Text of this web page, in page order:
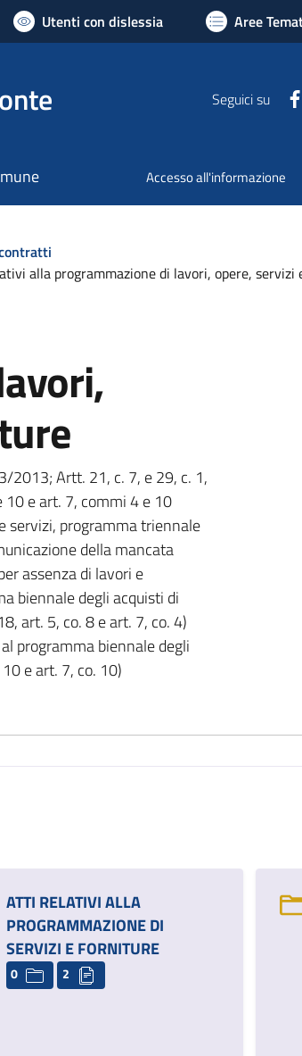
Utenti con dislessia Aree
Seguici su
Accesso all'informazione
alla programmazione di lavori, opere, servizi
2013; Artt. 21, c. 7, e 29, c. 1,
e art. 7, commi 4 e 10
servizi, programma triennale
della mancata
assenza di lavori e
biennale degli acquisti di
art. 5, co. 8 e art. 7, co. 4)
programma biennale degli
e art. 7, co. 10)
ATTI RELATIVI ALLA
PROGRAMMAZIONE DI
SERVIZI E FORNITURE
0 2